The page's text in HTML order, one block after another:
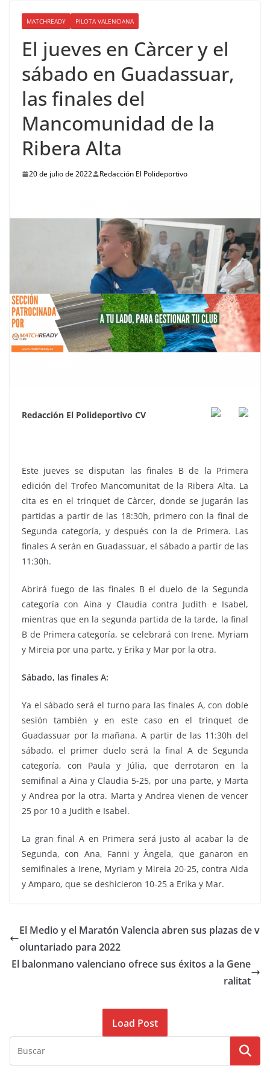
MATCHREADY PILOTA VALENCIANA
El jueves en Càrcer y el
sábado en Guadassuar,
las finales del
Mancomunidad de la
Ribera Alta
20 de julio de 2022 Redacción El Polideportivo
Redacción El Polideportivo CV
Este jueves se disputan las finales B de la Primera
edición del Trofeo Mancomunitat de la Ribera Alta. La
cita es en el trinquet de Càrcer, donde se jugarán las
partidas a partir de las 18:30h, primero con la final de
Segunda categoría, y después con la de Primera. Las
finales A serán en Guadassuar, el sábado a partir de las
11:30h.
Abrirá fuego de las finales B el duelo de la Segunda
categoría con Aina y Claudia contra Judith e Isabel,
mientras que en la segunda partida de la tarde, la final
B de Primera categoría, se celebrará con Irene, Myriam
y Mireia por una parte, y Erika y Mar por la otra.
Sábado, las finales A:
Ya el sábado será el turno para las finales A, con doble
sesión también y en este caso en el trinquet de
Guadassuar por la mañana. A partir de las 11:30h del
sábado, el primer duelo será la final A de Segunda
categoría, con Paula y Júlia, que derrotaron en la
semifinal a Aina y Claudia 5-25, por una parte, y Marta
y Andrea por la otra. Marta y Andrea vienen de vencer
25 por 10 a Judith e Isabel.
La gran final A en Primera será justo al acabar la de
Segunda, con Ana, Fanni y Àngela, que ganaron en
semifinales a Irene, Myriam y Mireia 20-25, contra Aida
y Amparo, que se deshicieron 10-25 a Erika y Mar.
El Medio y el Maratón Valencia abren sus plazas de v
oluntariado para 2022
El balonmano valenciano ofrece sus éxitos a la Gene
ralitat
Load Post